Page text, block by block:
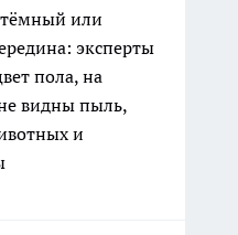
или
эксперты
пола, на
видны пыль,
и